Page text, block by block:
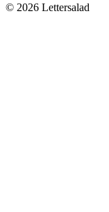
© 2026 Lettersalad